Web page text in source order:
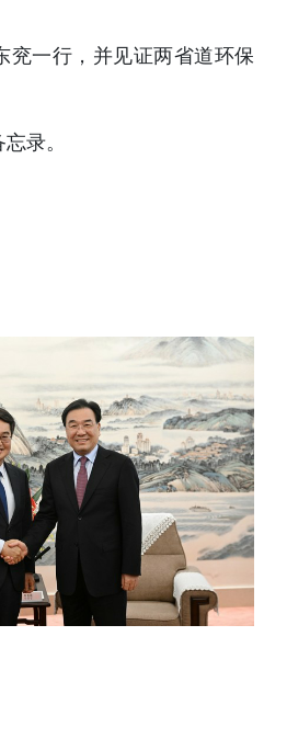
兖一行，并见证两省道环保
录。